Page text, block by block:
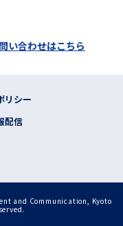
い合わせはこちら
リシー
配信
and Communication, Kyoto